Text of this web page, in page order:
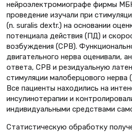
нейроэлектромиографе фирмы
проведение изучали при
(n. suralis dextr.) на основании
потенциала действия (ПД) и
возбуждения (СРВ).
двигательного нерва оценивали,
ответа, СРВ и резидуальную
стимуляции малоберцового нерва
Все пациенты находились на
инсулинотерапии и
индивидуальными средствами
Статистическую обработку